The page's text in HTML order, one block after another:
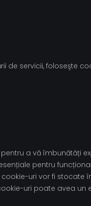
de servicii, foloseşte
a vă îmbunătăți
pentru
uri vor fi
uri poate avea un